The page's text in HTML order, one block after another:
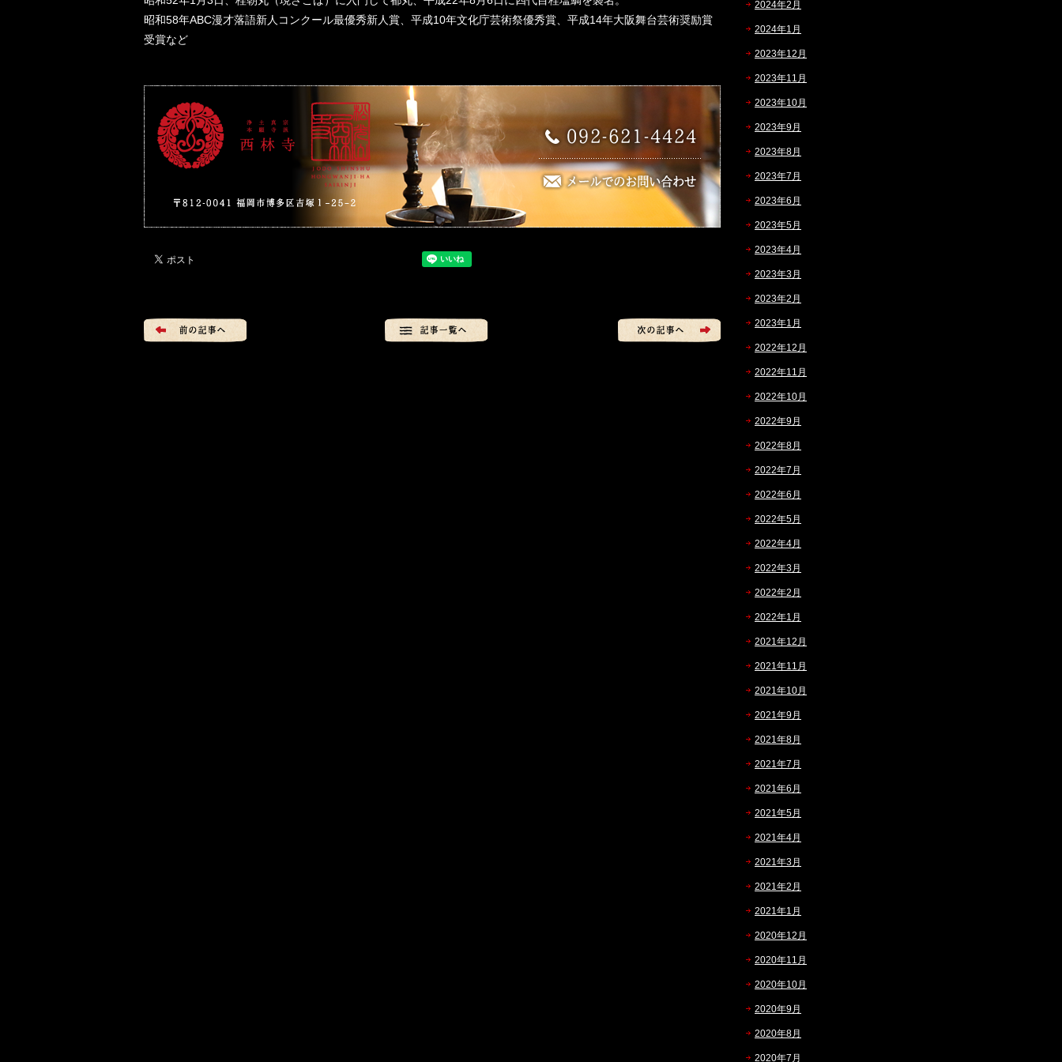
昭和58年ABC漫才落語新人コンクール最優秀新人賞、平成10年文化庁芸術祭優秀賞、平成14年大阪舞台芸術奨励賞
受賞など
2024年2月
2024年1月
2023年12月
2023年11月
2023年10月
2023年9月
2023年8月
2023年7月
2023年6月
2023年5月
2023年4月
2023年3月
2023年2月
2023年1月
2022年12月
2022年11月
2022年10月
2022年9月
2022年8月
2022年7月
2022年6月
2022年5月
2022年4月
2022年3月
2022年2月
2022年1月
2021年12月
2021年11月
2021年10月
2021年9月
2021年8月
2021年7月
2021年6月
2021年5月
2021年4月
2021年3月
2021年2月
2021年1月
2020年12月
2020年11月
2020年10月
2020年9月
2020年8月
2020年7月